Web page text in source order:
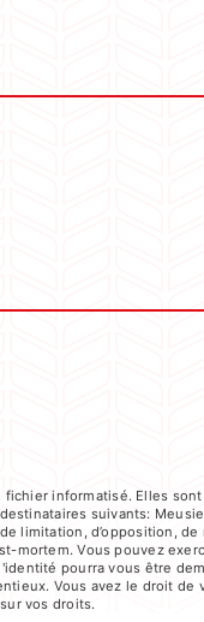
informatisé. Elles
suivants:
limitation, d’opposition,
mortem. Vous pouvez
pourra vous être
Vous avez le droit de
vos droits.